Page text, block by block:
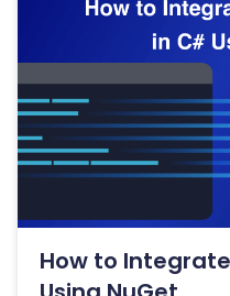
How to Integrate